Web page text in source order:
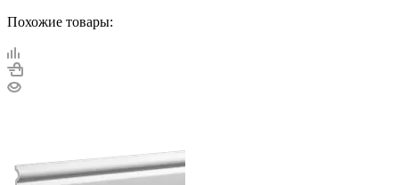
Похожие товары: